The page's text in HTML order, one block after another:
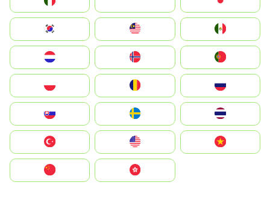
South Korea
United States
中國香港特別行政區